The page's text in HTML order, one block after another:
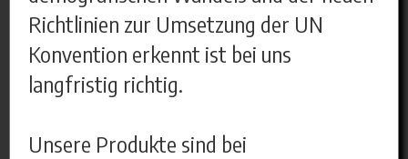
Richtlinien zur Umsetzung der UN
Konvention erkennt ist bei uns
langfristig richtig.
Unsere Produkte sind bei